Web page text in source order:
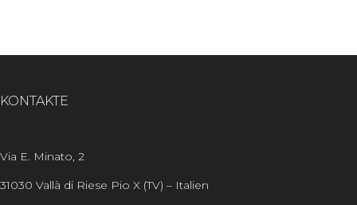
KONTAKTE
Via E. Minato, 2
31030 Vallà di Riese Pio X (TV) – Italien